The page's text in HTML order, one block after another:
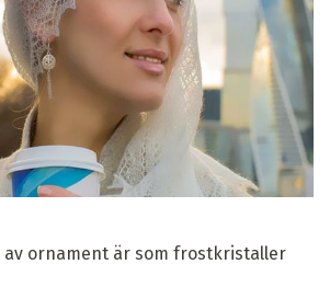
av ornament är som frostkristaller